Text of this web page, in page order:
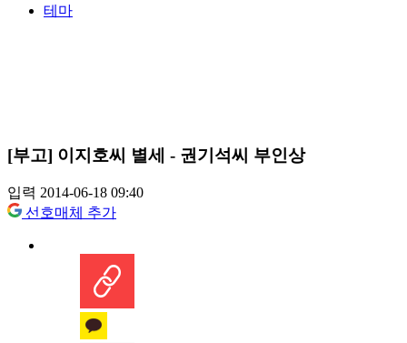
테마
[부고] 이지호씨 별세 - 권기석씨 부인상
입력 2014-06-18 09:40
선호매체 추가